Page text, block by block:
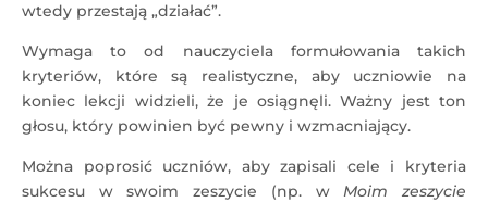
wtedy przestają „działać”.
Wymaga to od nauczyciela formułowania takich
kryteriów, które są realistyczne, aby uczniowie na
koniec lekcji widzieli, że je osiągnęli. Ważny jest ton
głosu, który powinien być pewny i wzmacniający.
Można poprosić uczniów, aby zapisali cele i kryteria
sukcesu w swoim zeszycie (np. wMoim zeszycie